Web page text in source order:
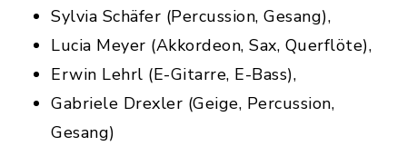
Sylvia Schäfer (Percussion, Gesang),
Lucia Meyer (Akkordeon, Sax, Querflöte),
Erwin Lehrl (E-Gitarre, E-Bass),
Gabriele Drexler (Geige, Percussion,
Gesang)